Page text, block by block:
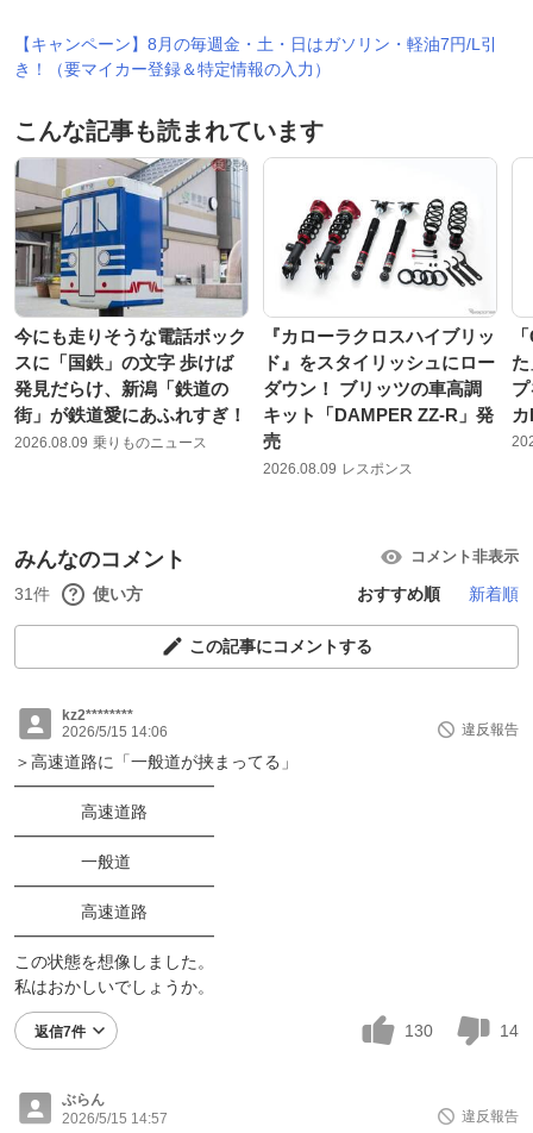
【キャンペーン】8月の毎週金・土・日はガソリン・軽油7円/L引
き！（要マイカー登録＆特定情報の入力）
こんな記事も読まれています
今にも走りそうな電話ボック
スに「国鉄」の文字 歩けば
発見だらけ、新潟「鉄道の
街」が鉄道愛にあふれすぎ！
2026.08.09 乗りものニュース
『カローラクロスハイブリッ
ド』をスタイリッシュにロー
ダウン！ ブリッツの車高調
キット「DAMPER ZZ-R」発
売
2026.08.09 レスポンス
みんなのコメント コメント非表示
31件 使い方 おすすめ順 新着順
この記事にコメントする
kz2********
2026/5/15 14:06
違反報告
＞高速道路に「一般道が挟まってる」
━━━━━━━━━━━━
高速道路
━━━━━━━━━━━━
一般道
━━━━━━━━━━━━
高速道路
━━━━━━━━━━━━
この状態を想像しました。
私はおかしいでしょうか。
返信7件 130 14
ぶらん
2026/5/15 14:57
違反報告